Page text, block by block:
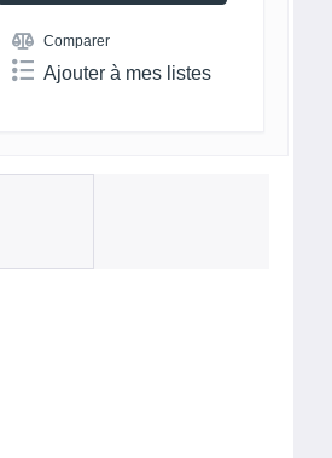
Comparer
Ajouter à mes listes